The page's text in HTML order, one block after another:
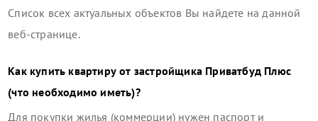
Список всех актуальных объектов Вы найдете на данной
веб-странице.
Как купить квартиру от застройщика Приватбуд Плюс
(что необходимо иметь)?
Для покупки жилья (коммерции) нужен паспорт и